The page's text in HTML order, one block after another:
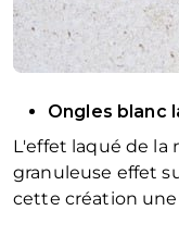
Ongles blanc
L'effet laqué de
granuleuse effet
cette création